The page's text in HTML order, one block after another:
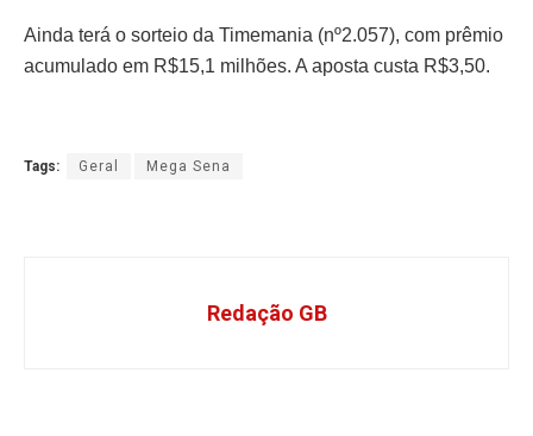
Ainda terá o sorteio da Timemania (nº2.057), com prêmio
acumulado em R$15,1 milhões. A aposta custa R$3,50.
Tags: Geral Mega Sena
Redação GB